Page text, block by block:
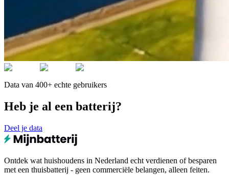
Data van 400+ echte gebruikers
Heb je al een batterij?
Deel je data
Ontdek wat huishoudens in Nederland echt verdienen of besparen
met een thuisbatterij - geen commerciële belangen, alleen feiten.